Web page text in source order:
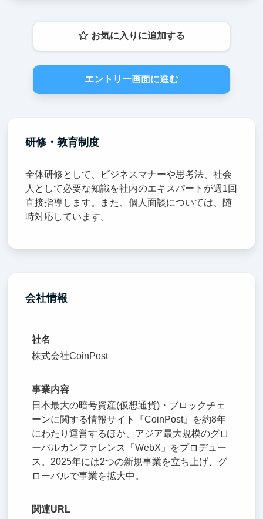
お気に入りに追加する
エントリー画面に進む
研修・教育制度
全体研修として、ビジネスマナーや思考法、社会
人として必要な知識を社内のエキスパートが週1回
直接指導します。また、個人面談については、随
時対応しています。
会社情報
社名
株式会社CoinPost
事業内容
日本最大の暗号資産(仮想通貨)・ブロックチェ
ーンに関する情報サイト『CoinPost』を約8年
にわたり運営するほか、アジア最大規模のグロ
ーバルカンファレンス「WebX」をプロデュー
ス。2025年には2つの新規事業を立ち上げ、グ
ローバルで事業を拡大中。
関連URL